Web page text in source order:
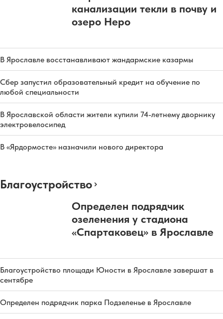
канализации текли в почву и
озеро Неро
В Ярославле восстанавливают жандармские казармы
Сбер запустил образовательный кредит на обучение по
любой специальности
В Ярославской области жители купили 74-летнему дворнику
электровелосипед
В «Ярдормосте» назначили нового директора
Благоустройство
Определен подрядчик
озеленения у стадиона
«Спартаковец» в Ярославле
Благоустройство площади Юности в Ярославле завершат в
сентябре
Определен подрядчик парка Подзеленье в Ярославле